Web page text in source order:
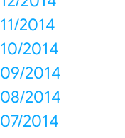
11/2014
10/2014
09/2014
08/2014
07/2014